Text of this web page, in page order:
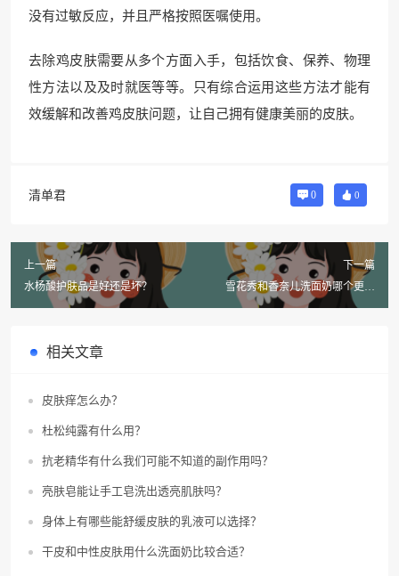
没有过敏反应，并且严格按照医嘱使用。
去除鸡皮肤需要从多个方面入手，包括饮食、保养、物理
性方法以及及时就医等等。只有综合运用这些方法才能有
效缓解和改善鸡皮肤问题，让自己拥有健康美丽的皮肤。
清单君 0 0
上一篇
水杨酸护肤品是好还是坏？
下一篇
雪花秀和香奈儿洗面奶哪个更好
用？
相关文章
皮肤痒怎么办？
杜松纯露有什么用？
抗老精华有什么我们可能不知道的副作用吗？
亮肤皂能让手工皂洗出透亮肌肤吗？
身体上有哪些能舒缓皮肤的乳液可以选择？
干皮和中性皮肤用什么洗面奶比较合适？